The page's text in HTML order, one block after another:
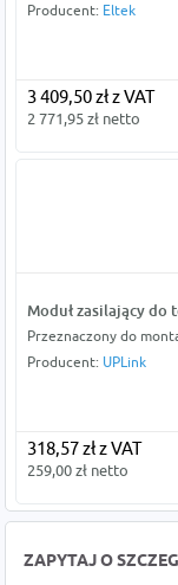
Producent: Eltek
3 409,50 zł z VAT
2 771,95 zł netto
Moduł zasilający do
Przeznaczony do
Producent: UPLink
318,57 zł z VAT
259,00 zł netto
ZAPYTAJ O